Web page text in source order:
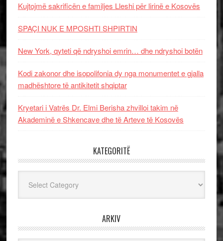
Kujtojmë sakrificën e familjes Lleshi për lirinë e Kosovës
SPAÇI NUK E MPOSHTI SHPIRTIN
New York, qyteti që ndryshoi emrin… dhe ndryshoi botën
Kodi zakonor dhe isopolifonia dy nga monumentet e gjalla
madhështore të antikitetit shqiptar
Kryetari i Vatrës Dr. Elmi Berisha zhvilloi takim në
Akademinë e Shkencave dhe të Arteve të Kosovës
KATEGORITË
ARKIV